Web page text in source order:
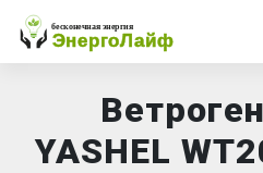
YASHEL